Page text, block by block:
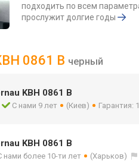
подходить по всем
прослужит долгие годы
0861 B черный
KBH 0861 B
С нами 9 лет (Киев) Гарантия:
KBH 0861 B
нами более 10-ти лет (Харьков)